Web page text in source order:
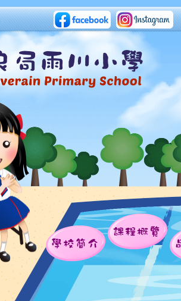
學校簡介
課程概覽